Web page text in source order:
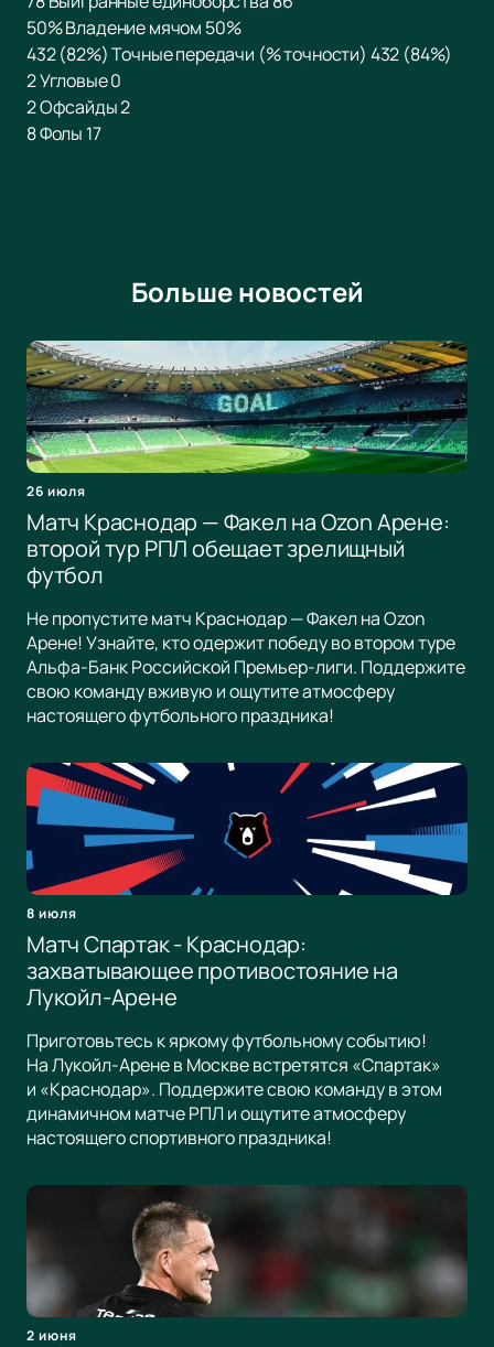
50% Владение мячом 50%
432 (82%) Точные передачи (% точности) 432 (84%)
2 Угловые 0
2 Офсайды 2
8 Фолы 17
Больше новостей
26 июля
Матч Краснодар — Факел на Ozon Арене:
второй тур РПЛ обещает зрелищный
футбол
Не пропустите матч Краснодар — Факел на Ozon
Арене! Узнайте, кто одержит победу во втором туре
Альфа-Банк Российской Премьер-лиги. Поддержите
свою команду вживую и ощутите атмосферу
настоящего футбольного праздника!
8 июля
Матч Спартак - Краснодар:
захватывающее противостояние на
Лукойл-Арене
Приготовьтесь к яркому футбольному событию!
На Лукойл-Арене в Москве встретятся «Спартак»
и «Краснодар». Поддержите свою команду в этом
динамичном матче РПЛ и ощутите атмосферу
настоящего спортивного праздника!
2 июня